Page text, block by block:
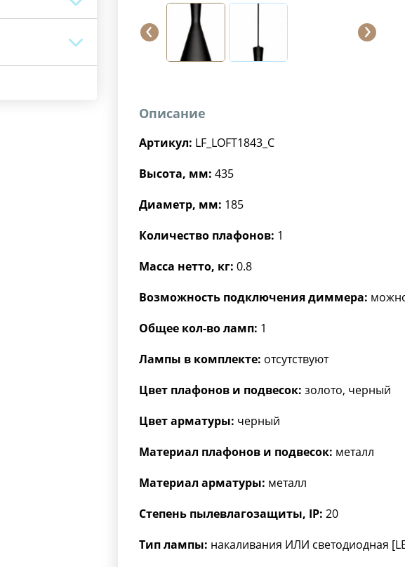
Описание
Артикул: LF_LOFT1843_C
Высота, мм: 435
Диаметр, мм: 185
Количество плафонов: 1
Масса нетто, кг: 0.8
Возможность подключения диммера:
Общее кол-во ламп: 1
Лампы в комплекте: отсутствуют
Цвет плафонов и подвесок: золото, черный
Цвет арматуры: черный
Материал плафонов и подвесок: металл
Материал арматуры: металл
Степень пылевлагозащиты, IP: 20
Тип лампы: накаливания ИЛИ светодиодная